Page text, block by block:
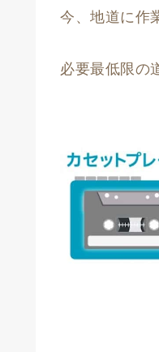
今、地道に作
必要最低限の